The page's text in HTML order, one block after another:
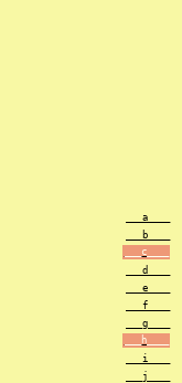
___a____
___b____
___c____
___d____
___e____
___f____
___g____
___h____
___i____
___j____